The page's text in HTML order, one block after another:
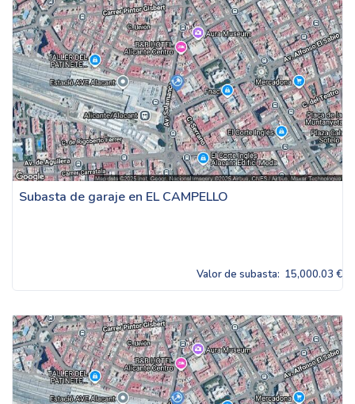
Subasta de garaje en EL CAMPELLO
Valor de subasta: 15,000.03 €